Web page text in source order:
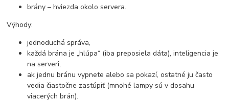
brány – hviezda okolo servera.
Výhody:
jednoduchá správa,
každá brána je „hlúpa“ (iba preposiela dáta), inteligencia je
na serveri,
ak jednu bránu vypnete alebo sa pokazí, ostatné ju často
vedia čiastočne zastúpiť (mnohé lampy sú v dosahu
viacerých brán).